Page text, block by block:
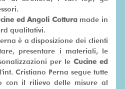
ed Angoli Cotturamade in
qualitativi.
è a disposizione dei clienti
presentare i materiali, le
per le Cucine ed
Cristiano Perna segue tutte
con il rilievo delle misure al